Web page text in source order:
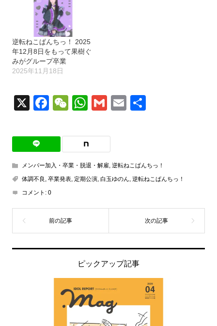
逆転ねこぱんちっ！ 2025
年12月8日をもって果樹ぐ
みがグループ卒業
2025年11月18日
X Facebook
WeChat
WhatsApp
GmailEmail
メンバー加入・卒業・脱退・解雇, 逆転ねこぱんちっ！
体調不良 , 卒業発表, 定期公演, 白玉ゆのん, 逆転ねこぱんちっ！
コメント: 0
ピックアップ記事